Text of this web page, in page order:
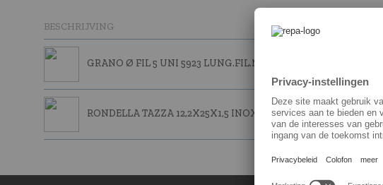
BESCHRIJVING
GRANO Ø FIL 5 UNI 5923 LUNG.FIL.MM 8
RONDELLA TAZZA 12,2X25X1,5 INOX